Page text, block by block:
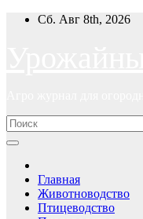
ПерейтиСб. Авг 8th, 2026
Главная
Животноводство
Птицеводство